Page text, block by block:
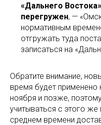
«Дальнего
перегружен, —
нормативным
отгружать туда
записаться на
Обратите внимание,
время будет применено
ноября и позже,
учитываться с этого
среднем времени